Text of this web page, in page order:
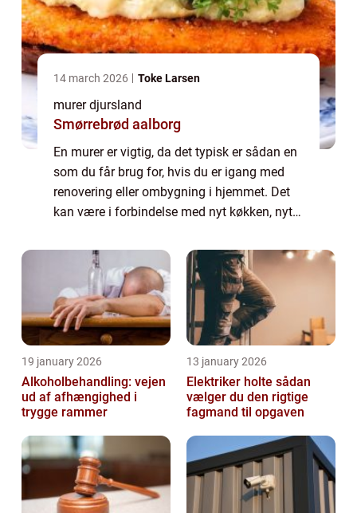
14 march 2026 Toke Larsen
murer djursland
Smørrebrød aalborg
En murer er vigtig, da det typisk er sådan en
som du får brug for, hvis du er igang med
renovering eller ombygning i hjemmet. Det
kan være i forbindelse med nyt køkken, nyt
typi...
19 january 2026
Alkoholbehandling: vejen
ud af afhængighed i
trygge rammer
13 january 2026
Elektriker holte sådan
vælger du den rigtige
fagmand til opgaven